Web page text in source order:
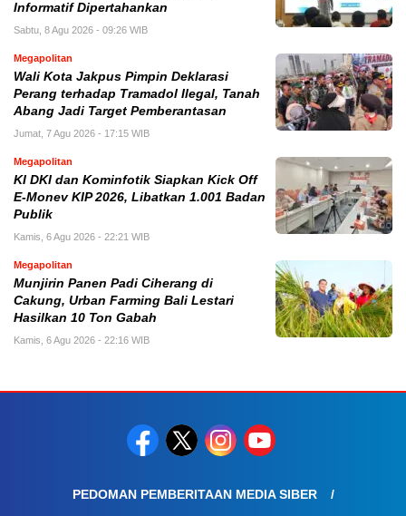
Informatif Dipertahankan
Sabtu, 8 Agu 2026 - 09:26 WIB
Megapolitan
Wali Kota Jakpus Pimpin Deklarasi
Perang terhadap Tramadol Ilegal, Tanah
Abang Jadi Target Pemberantasan
Jumat, 7 Agu 2026 - 17:15 WIB
Megapolitan
KI DKI dan Kominfotik Siapkan Kick Off
E-Monev KIP 2026, Libatkan 1.001 Badan
Publik
Kamis, 6 Agu 2026 - 22:21 WIB
Megapolitan
Munjirin Panen Padi Ciherang di
Cakung, Urban Farming Bali Lestari
Hasilkan 10 Ton Gabah
Kamis, 6 Agu 2026 - 22:16 WIB
PEDOMAN PEMBERITAAN MEDIA SIBER